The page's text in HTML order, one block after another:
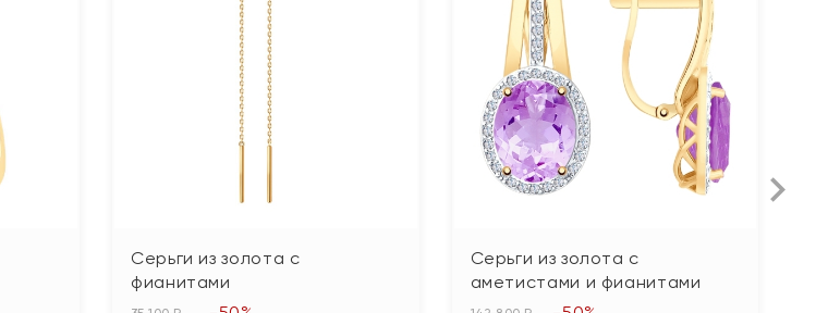
Серьги из золота с
фианитами
Серьги из золота с
аметистами и фианитами